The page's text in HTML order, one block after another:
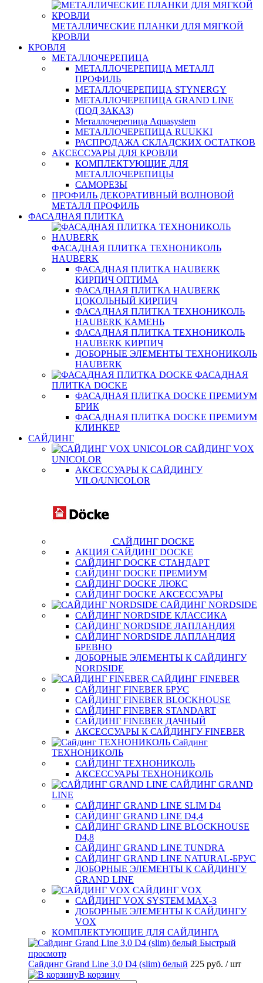
МЕТАЛЛИЧЕСКИЕ ПЛАНКИ ДЛЯ МЯГКОЙ
КРОВЛИ
КРОВЛЯ
МЕТАЛЛОЧЕРЕПИЦА
МЕТАЛЛОЧЕРЕПИЦА МЕТАЛЛ
ПРОФИЛЬ
МЕТАЛЛОЧЕРЕПИЦА STYNERGY
МЕТАЛЛОЧЕРЕПИЦА GRAND LINE
(ПОД ЗАКАЗ)
Металлочерепица Aquasystem
МЕТАЛЛОЧЕРЕПИЦА RUUKKI
РАСПРОДАЖА СКЛАДСКИХ ОСТАТКОВ
АКСЕССУАРЫ ДЛЯ КРОВЛИ
КОМПЛЕКТУЮЩИЕ ДЛЯ
МЕТАЛЛОЧЕРЕПИЦЫ
САМОРЕЗЫ
ПРОФИЛЬ ДЕКОРАТИВНЫЙ ВОЛНОВОЙ
МЕТАЛЛ ПРОФИЛЬ
ФАСАДНАЯ ПЛИТКА
ФАСАДНАЯ ПЛИТКА ТЕХНОНИКОЛЬ
HAUBERK
ФАСАДНАЯ ПЛИТКА HAUBERK
КИРПИЧ ОПТИМА
ФАСАДНАЯ ПЛИТКА HAUBERK
ЦОКОЛЬНЫЙ КИРПИЧ
ФАСАДНАЯ ПЛИТКА ТЕХНОНИКОЛЬ
HAUBERK КАМЕНЬ
ФАСАДНАЯ ПЛИТКА ТЕХНОНИКОЛЬ
HAUBERK КИРПИЧ
ДОБОРНЫЕ ЭЛЕМЕНТЫ ТЕХНОНИКОЛЬ
HAUBERK
ФАСАДНАЯ
ПЛИТКА DOCKE
ФАСАДНАЯ ПЛИТКА DOCKE ПРЕМИУМ
БРИК
ФАСАДНАЯ ПЛИТКА DOCKE ПРЕМИУМ
КЛИНКЕР
САЙДИНГ
САЙДИНГ VOX
UNICOLOR
АКСЕССУАРЫ К САЙДИНГУ
VILO/UNICOLOR
САЙДИНГ DOCKE
АКЦИЯ САЙДИНГ DOCKE
САЙДИНГ DOCKE СТАНДАРТ
САЙДИНГ DOCKE ПРЕМИУМ
САЙДИНГ DOCKE ЛЮКС
САЙДИНГ DOCKE АКСЕССУАРЫ
САЙДИНГ NORDSIDE
САЙДИНГ NORDSIDE КЛАССИКА
САЙДИНГ NORDSIDE ЛАПЛАНДИЯ
САЙДИНГ NORDSIDE ЛАПЛАНДИЯ
БРЕВНО
ДОБОРНЫЕ ЭЛЕМЕНТЫ К САЙДИНГУ
NORDSIDE
САЙДИНГ FINEBER
САЙДИНГ FINEBER БРУС
САЙДИНГ FINEBER BLOCKHOUSE
САЙДИНГ FINEBER STANDART
САЙДИНГ FINEBER ДАЧНЫЙ
АКСЕССУАРЫ К САЙДИНГУ FINEBER
Сайдинг
ТЕХНОНИКОЛЬ
САЙДИНГ ТЕХНОНИКОЛЬ
АКСЕССУАРЫ ТЕХНОНИКОЛЬ
САЙДИНГ GRAND
LINE
САЙДИНГ GRAND LINE SLIM D4
САЙДИНГ GRAND LINE D4,4
САЙДИНГ GRAND LINE BLOCKHOUSE
D4,8
САЙДИНГ GRAND LINE TUNDRA
САЙДИНГ GRAND LINE NATURAL-БРУС
ДОБОРНЫЕ ЭЛЕМЕНТЫ К САЙДИНГУ
GRAND LINE
САЙДИНГ VOX
САЙДИНГ VOX SYSTEM MAX-3
ДОБОРНЫЕ ЭЛЕМЕНТЫ К САЙДИНГУ
VOX
КОМПЛЕКТУЮЩИЕ ДЛЯ САЙДИНГА
Быстрый
просмотр
Сайдинг Grand Line 3,0 D4 (slim) белый 225 руб. / шт
В корзину